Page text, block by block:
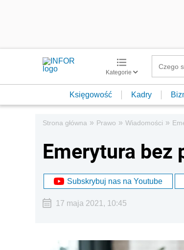
Kategorie
Księgowość Kadry
Strona główna » Prawo » Wiadomości »
Emerytura bez
Subskrybuj nas na Youtube
17 maja 2021, 10:45